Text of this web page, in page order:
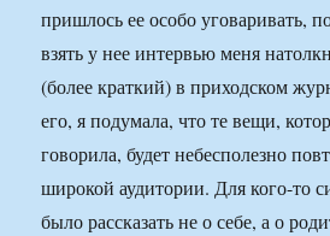
пришлось ее особо уговаривать,
взять у нее интервью меня
(более краткий) в приходском
его, я подумала, что те вещи,
говорила, будет небесполезно
широкой аудитории. Для кого-то
было рассказать не о себе, а о